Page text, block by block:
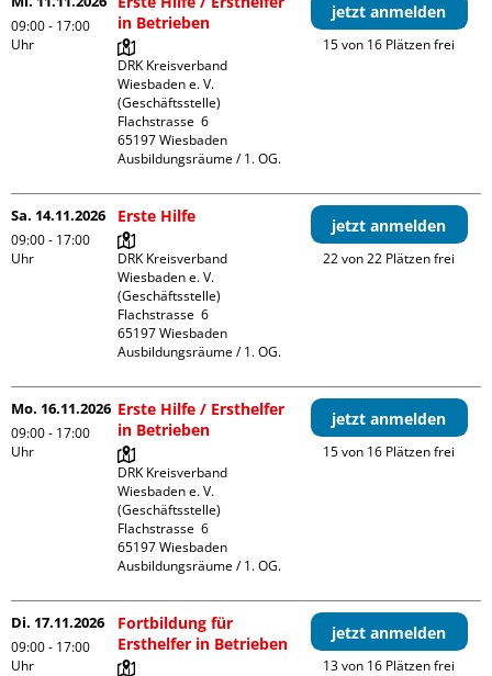
09:00 - 17:00
Uhr
in Betrieben
DRK Kreisverband
Wiesbaden e. V.
(Geschäftsstelle)
Flachstrasse  6
65197 Wiesbaden
Ausbildungsräume / 1. OG.
jetzt anmelden
15 von 16 Plätzen frei
Sa. 14.11.2026
09:00 - 17:00
Uhr
Erste Hilfe
DRK Kreisverband
Wiesbaden e. V.
(Geschäftsstelle)
Flachstrasse  6
65197 Wiesbaden
Ausbildungsräume / 1. OG.
jetzt anmelden
22 von 22 Plätzen frei
Mo. 16.11.2026
09:00 - 17:00
Uhr
Erste Hilfe / Ersthelfer
in Betrieben
DRK Kreisverband
Wiesbaden e. V.
(Geschäftsstelle)
Flachstrasse  6
65197 Wiesbaden
Ausbildungsräume / 1. OG.
jetzt anmelden
15 von 16 Plätzen frei
Di. 17.11.2026
09:00 - 17:00
Uhr
Fortbildung für
Ersthelfer in Betrieben
jetzt anmelden
13 von 16 Plätzen frei